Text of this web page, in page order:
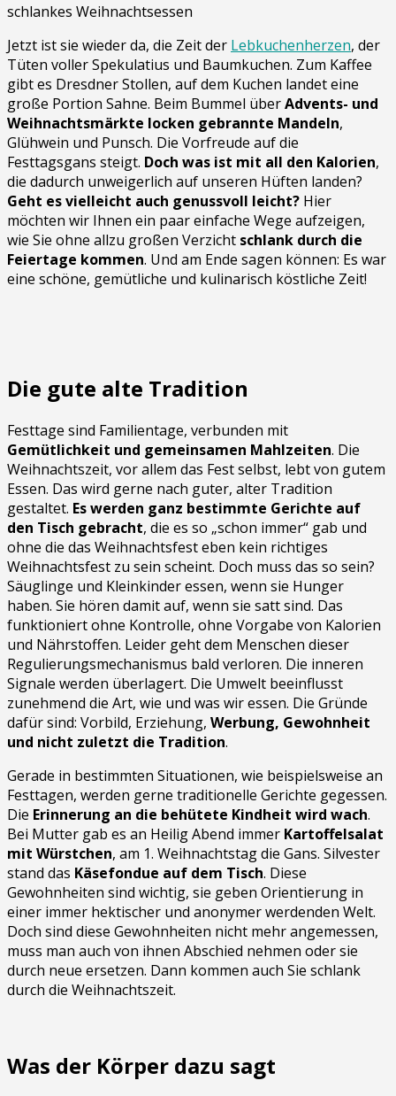
schlankes Weihnachtsessen
Jetzt ist sie wieder da, die Zeit der Lebkuchenherzen, der
Tüten voller Spekulatius und Baumkuchen. Zum Kaffee
gibt es Dresdner Stollen, auf dem Kuchen landet eine
große Portion Sahne. Beim Bummel überAdvents- und
Weihnachtsmärkte locken gebrannte Mandeln,
Glühwein und Punsch. Die Vorfreude auf die
Festtagsgans steigt. Doch was ist mit all den Kalorien,
die dadurch unweigerlich auf unseren Hüften landen?
Geht es vielleicht auch genussvoll leicht? Hier
möchten wir Ihnen ein paar einfache Wege aufzeigen,
wie Sie ohne allzu großen Verzicht schlank durch die
Feiertage kommen. Und am Ende sagen können: Es war
eine schöne, gemütliche und kulinarisch köstliche Zeit!
Die gute alte Tradition
Festtage sind Familientage, verbunden mit
Gemütlichkeit und gemeinsamen Mahlzeiten. Die
Weihnachtszeit, vor allem das Fest selbst, lebt von gutem
Essen. Das wird gerne nach guter, alter Tradition
gestaltet. Es werden ganz bestimmte Gerichte auf
den Tisch gebracht, die es so „schon immer“ gab und
ohne die das Weihnachtsfest eben kein richtiges
Weihnachtsfest zu sein scheint. Doch muss das so sein?
Säuglinge und Kleinkinder essen, wenn sie Hunger
haben. Sie hören damit auf, wenn sie satt sind. Das
funktioniert ohne Kontrolle, ohne Vorgabe von Kalorien
und Nährstoffen. Leider geht dem Menschen dieser
Regulierungsmechanismus bald verloren. Die inneren
Signale werden überlagert. Die Umwelt beeinflusst
zunehmend die Art, wie und was wir essen. Die Gründe
dafür sind: Vorbild, Erziehung, Werbung, Gewohnheit
und nicht zuletzt die Tradition.
Gerade in bestimmten Situationen, wie beispielsweise an
Festtagen, werden gerne traditionelle Gerichte gegessen.
Die Erinnerung an die behütete Kindheit wird wach.
Bei Mutter gab es an Heilig Abend immer Kartoffelsalat
mit Würstchen, am 1. Weihnachtstag die Gans. Silvester
stand das Käsefondue auf dem Tisch. Diese
Gewohnheiten sind wichtig, sie geben Orientierung in
einer immer hektischer und anonymer werdenden Welt.
Doch sind diese Gewohnheiten nicht mehr angemessen,
muss man auch von ihnen Abschied nehmen oder sie
durch neue ersetzen. Dann kommen auch Sie schlank
durch die Weihnachtszeit.
Was der Körper dazu sagt